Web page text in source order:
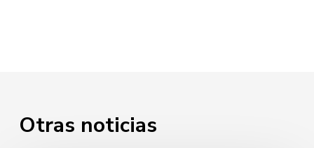
Otras noticias